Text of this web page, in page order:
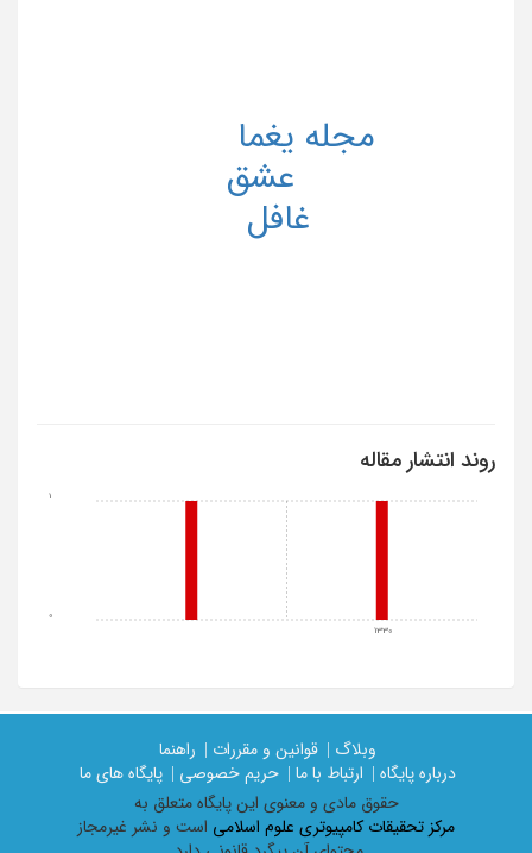
عشق
غافل
مجله یغما
روند انتشار مقاله
1330
0
1
وبلاگ | قوانین و مقررات |
راهنما
درباره پایگاه |
ارتباط با ما | حریم خصوصی |
پایگاه های ما
حقوق مادی و معنوی اين پايگاه متعلق به
مرکز تحقیقات کامپیوتری علوم اسلامی است و نشر غیرمجاز